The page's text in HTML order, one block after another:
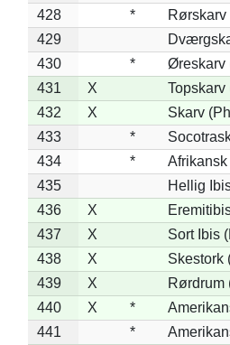
428
*
429
430
*
Øreskarv
431
X
432
X
Skarv
433
*
434
*
435
Hellig
436
X
437
X
Sort Ibis
438
X
Skestork
439
X
Rørdrum
440
X *
441
*